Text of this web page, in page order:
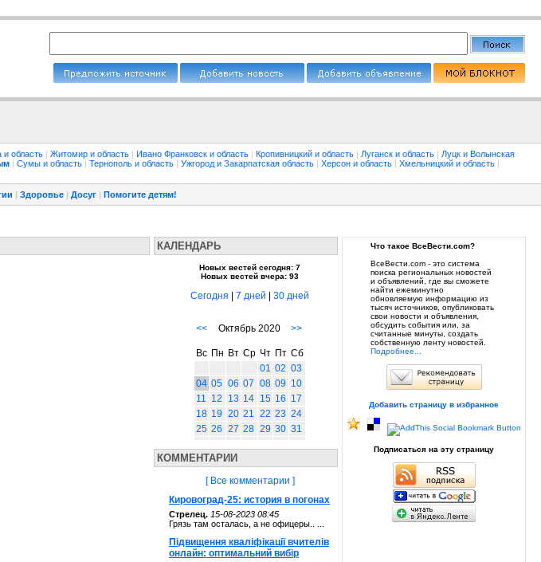
и область | Житомир и область | Ивано Франковск и область | Кропивницкий и область | Луганск и область | Луцк и Волынская
| Сумы и область | Тернополь и область | Ужгород и Закарпатская область | Херсон и область | Хмельницкий и область |
| Здоровье | Досуг | Помогите детям!
КАЛЕНДАРЬ
Новых вестей сегодня: 7
Новых вестей вчера: 93
Сегодня 7 дней 30 дней
<< Октябрь 2020 >>
Вс Пн Вт Ср Чт Пт Сб
01 02 03
04 05 06 07 08 09 10
11 12 13 14 15 16 17
18 19 20 21 22 23 24
25 26 27 28 29 30 31
КОММЕНТАРИИ
[ Все комментарии ]
Кировоград-25: история в погонах
Стрелец. 15-08-2023 08:45
Грязь там осталась, а не офицеры.. ...
Підвищення кваліфікації вчителів
онлайн: оптимальний вибір
Что такое ВсеВести.com?
ВсеВести.com - это система
поиска региональных новостей
и объявлений, где вы сможете
найти ежеминутно
обновляемую информацию из
тысяч источников, опубликовать
свои новости и объявления,
обсудить события или, за
считанные минуты, создать
собственную ленту новостей.
Подробнее...
Добавить страницу в избранное
Подписаться на эту страницу